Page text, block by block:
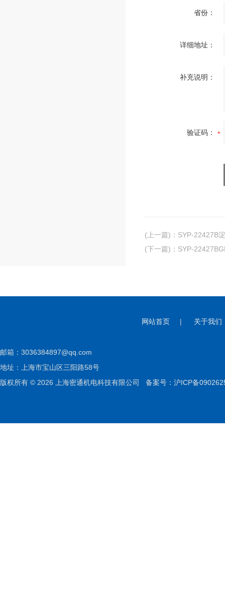
省份：
详细地址：
补充说明：
验证码：
(上一篇) ： SYP-22427B
(下一篇) ： SYP-
网站首页 | 关于我们
邮箱： 3036384897@qq.com
地址：上海市宝山区三阳路58号
版权所有 © 2026 上海密通机电科技有限公司 备案号：沪ICP备